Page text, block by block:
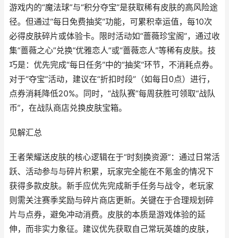
游戏内的“魔法球”与“积分夺宝”是获取稀有皮肤的高风险途
径。但通过“每日免费抽奖”功能，可累积幸运值，每10次
必得皮肤碎片或体验卡。限时活动如“蔷薇珍宝阁”，通过收
集“蔷薇之心”兑换“优雅恋人”或“蔷薇恋人”等稀有皮肤。技
巧是：优先完成“每日任务”中的“抽奖”环节，不消耗点券。
对于“夺宝”活动，建议在“折扣时段”（如每日0点）进行，
点券消耗降低20%。同时，“战队赛”每周获胜可领取“战队
币”，在战队商店兑换皮肤宝箱。
见解汇总
王者荣耀送皮肤的核心逻辑在于“时刻换资源”：通过日常活
跃、活动参与与碎片积累，玩家完全能在不氪金的情况下
获得多款皮肤。新手应优先完成新手任务与战令，老玩家
则需关注赛季奖励与碎片商店更新。关键在于合理规划碎
片与点券，避免冲动消费。皮肤的本质是游戏体验的延
伸，而非实力象征。建议优先获取自己常玩英雄的皮肤，